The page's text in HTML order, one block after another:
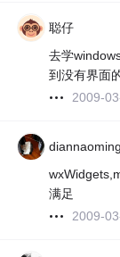
聪仔
去学
到没有界面
2009-
满足
2009-